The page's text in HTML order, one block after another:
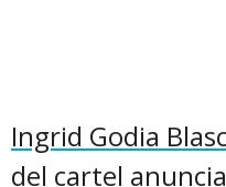
Ingrid Godia
del cartel